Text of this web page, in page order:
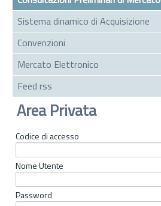
Sistema dinamico di Acquisizione
Convenzioni
Mercato Elettronico
Feed rss
Area Privata
Codice di accesso
Nome Utente
Password